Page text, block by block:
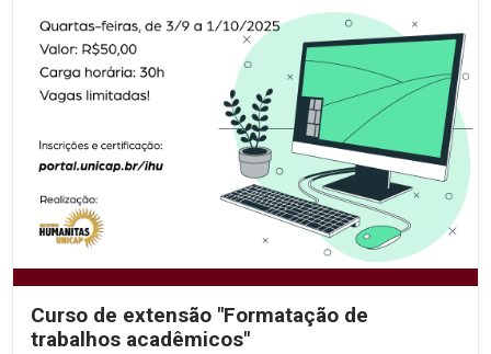
Curso de extensão "Formatação de
trabalhos acadêmicos"